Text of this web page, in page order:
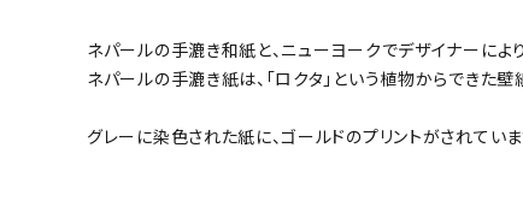
ネパールの手漉き和紙と、ニューヨークでデザイナーに
ネパールの手漉き紙は、「ロクタ」という植物からできた
グレーに染色された紙に、ゴールドのプリントがされていま